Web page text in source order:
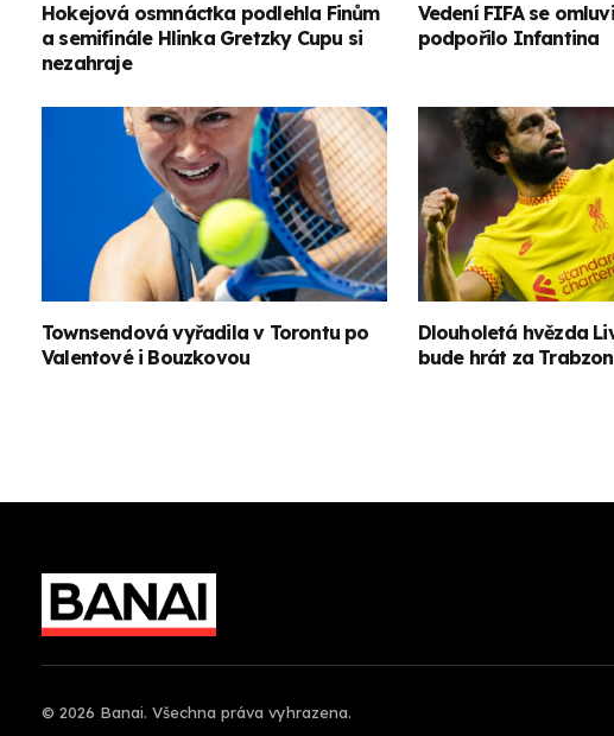
Hokejová osmnáctka podlehla Finům
a semifinále Hlinka Gretzky Cupu si
nezahraje
Vedení FIFA se
podpořilo Infantina
Townsendová vyřadila v Torontu po
Valentové i Bouzkovou
Dlouholetá hvězda
bude hrát za
© 2026 Banai. Všechna práva vyhrazena.